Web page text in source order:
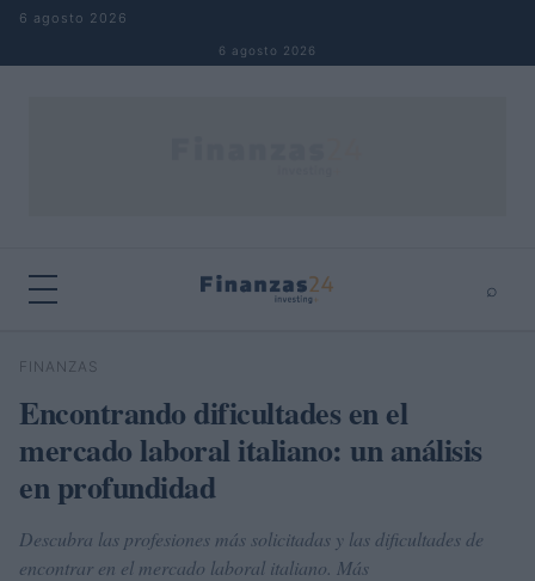
Saltar al contenido
6 agosto 2026
6 agosto 2026
⌕
Buscar
FINANZAS
Encontrando dificultades en el
mercado laboral italiano: un análisis
en profundidad
Descubra las profesiones más solicitadas y las dificultades de
encontrar en el mercado laboral italiano. Más